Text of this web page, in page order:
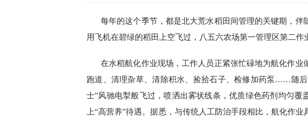
每年的这个季节，都是北大荒水稻田间管理的关键期，伴
用飞机在碧绿的稻田上空飞过，八五六农场第一管理区第二作
在水稻航化作业现场，工作人员正紧张忙碌地为航化作业
跑道、清理杂草、清除积水、捡拾石子、检修加药泵……随后
士”风驰电掣般飞过，喷洒出雾状线条，优质绿色药剂均匀覆
上“高营养”待遇。据悉，与传统人工防治手段相比，航化作业